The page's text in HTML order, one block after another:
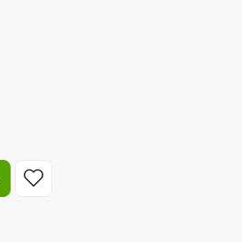
ein oder benutze die